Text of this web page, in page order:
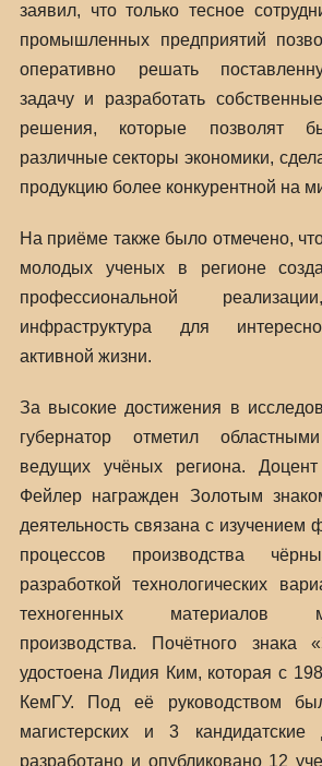
заявил, что только тесное
промышленных предприятий
оперативно решать
задачу и разработать
решения, которые позволят
различные секторы экономики,
продукцию более конкурентной на
На приёме также было отмечено,
молодых ученых в регионе
профессиональной
инфраструктура для
активной жизни.
За высокие достижения в
губернатор отметил
ведущих учёных региона.
Фейлер награжден Золотым
деятельность связана с изучением
процессов производства
разработкой технологических
техногенных материалов
производства. Почётного знака
удостоена Лидия Ким, которая с
КемГУ. Под её руководством
магистерских и 3 кандидатские
разработано и опубликовано 12